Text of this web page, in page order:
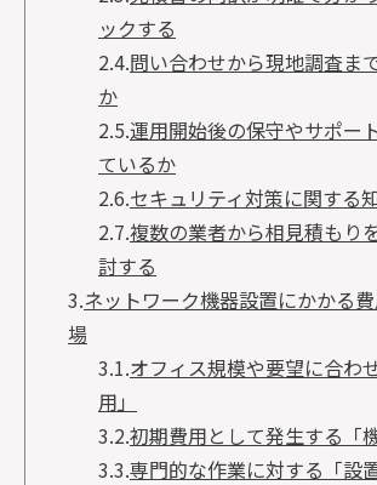
ックする
2.4.問い合わせから現地調査ま
か
2.5.運用開始後の保守やサポー
ているか
2.6.セキュリティ対策に関する
2.7.複数の業者から相見積もり
討する
3.ネットワーク機器設置にかかる
場
3.1.オフィス規模や要望に合わ
用」
3.2.初期費用として発生する「
3.3.専門的な作業に対する「設